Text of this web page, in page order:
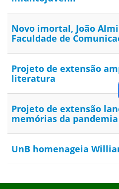
Novo imortal, João
Faculdade de
Projeto de extensão
literatura
Projeto de extensão
memórias da pandemia
UnB homenageia